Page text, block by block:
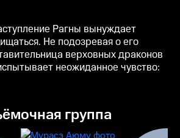
Рагны вынуждает
Не подозревая о его
верховных драконов
неожиданное чувство:
группа